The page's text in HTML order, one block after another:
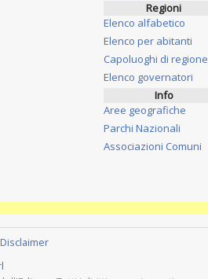
Regioni
Elenco alfabetico
Elenco per abitanti
Capoluoghi di regione
Elenco governatori
Info
Aree geografiche
Parchi Nazionali
Associazioni Comuni
Disclaimer